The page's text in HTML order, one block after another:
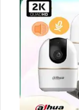
BỘ CAMERA
GIÁ RẺ
7,354,400 ₫
Bộ Camera Kho
Dahua là lựa
hàng của bạn.
và tích hợp